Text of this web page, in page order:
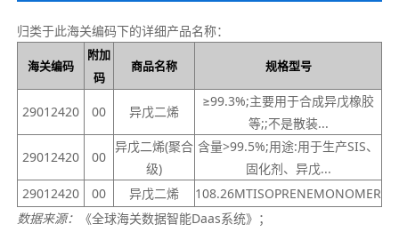
归类于此海关编码下的详细产品名称：
海关编码
附加
码
商品名称 规格型号
29012420 00 异戊二烯
≥99.3%;主要用于合成异戊橡胶
等;;不是散装...
29012420
00
异戊二烯(聚合
级)
含量>99.5%;用途:用于生产SIS、
固化剂、异戊...
29012420
00 异戊二烯
108.26MTISOPRENEMONOMER
数据来源：
《全球海关数据智能Daas系统》；